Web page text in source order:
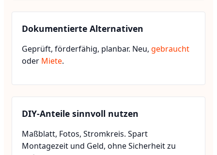
Dokumentierte Alternativen
Geprüft, förderfähig, planbar. Neu, gebraucht
oder Miete.
DIY-Anteile sinnvoll nutzen
Maßblatt, Fotos, Stromkreis. Spart
Montagezeit und Geld, ohne Sicherheit zu